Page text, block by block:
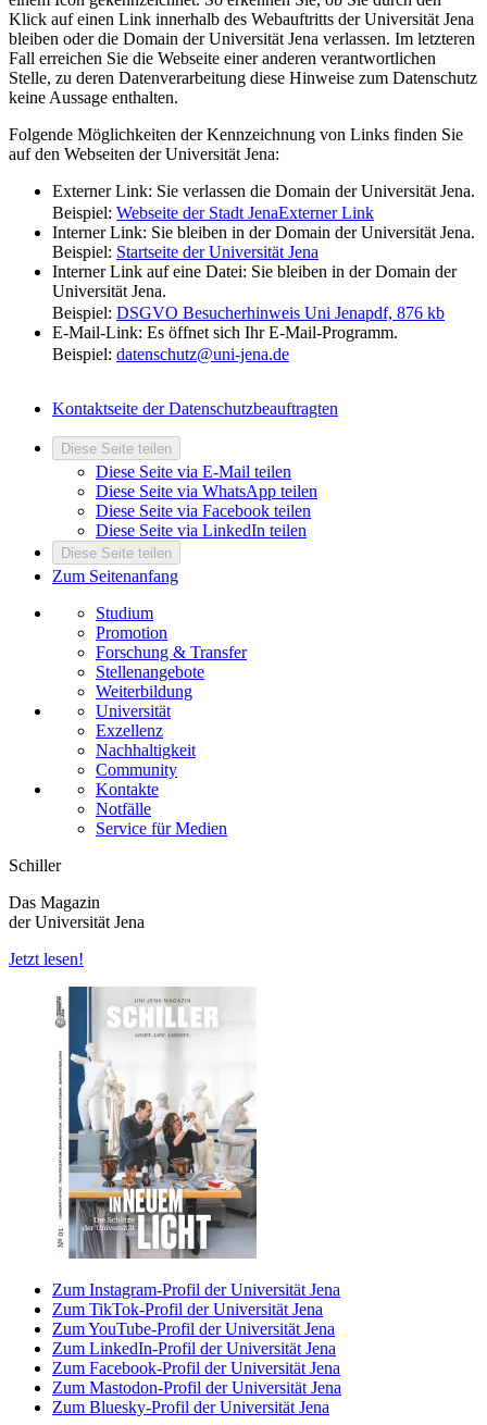
Klick auf einen Link innerhalb des Webauftritts der Universität Jena
bleiben oder die Domain der Universität Jena verlassen. Im letzteren
Fall erreichen Sie die Webseite einer anderen verantwortlichen
Stelle, zu deren Datenverarbeitung diese Hinweise zum Datenschutz
keine Aussage enthalten.
Folgende Möglichkeiten der Kennzeichnung von Links finden Sie
auf den Webseiten der Universität Jena:
Externer Link: Sie verlassen die Domain der Universität Jena.
Beispiel: Webseite der Stadt JenaExterner Link
Interner Link: Sie bleiben in der Domain der Universität Jena.
Beispiel: Startseite der Universität Jena
Interner Link auf eine Datei: Sie bleiben in der Domain der
Universität Jena.
Beispiel: DSGVO Besucherhinweis Uni Jenapdf, 876 kb
E-Mail-Link: Es öffnet sich Ihr E-Mail-Programm.
Beispiel: datenschutz@uni-jena.de
Kontaktseite der Datenschutzbeauftragten
Diese Seite teilen
Diese Seite via E-Mail teilen
Diese Seite via WhatsApp teilen
Diese Seite via Facebook teilen
Diese Seite via LinkedIn teilen
Diese Seite teilen
Zum Seitenanfang
Studium
Promotion
Forschung & Transfer
Stellenangebote
Weiterbildung
Universität
Exzellenz
Nachhaltigkeit
Community
Kontakte
Notfälle
Service für Medien
Schiller
Das Magazin
der Universität Jena
Jetzt lesen!
Zum Instagram-Profil der Universität Jena
Zum TikTok-Profil der Universität Jena
Zum YouTube-Profil der Universität Jena
Zum LinkedIn-Profil der Universität Jena
Zum Facebook-Profil der Universität Jena
Zum Mastodon-Profil der Universität Jena
Zum Bluesky-Profil der Universität Jena